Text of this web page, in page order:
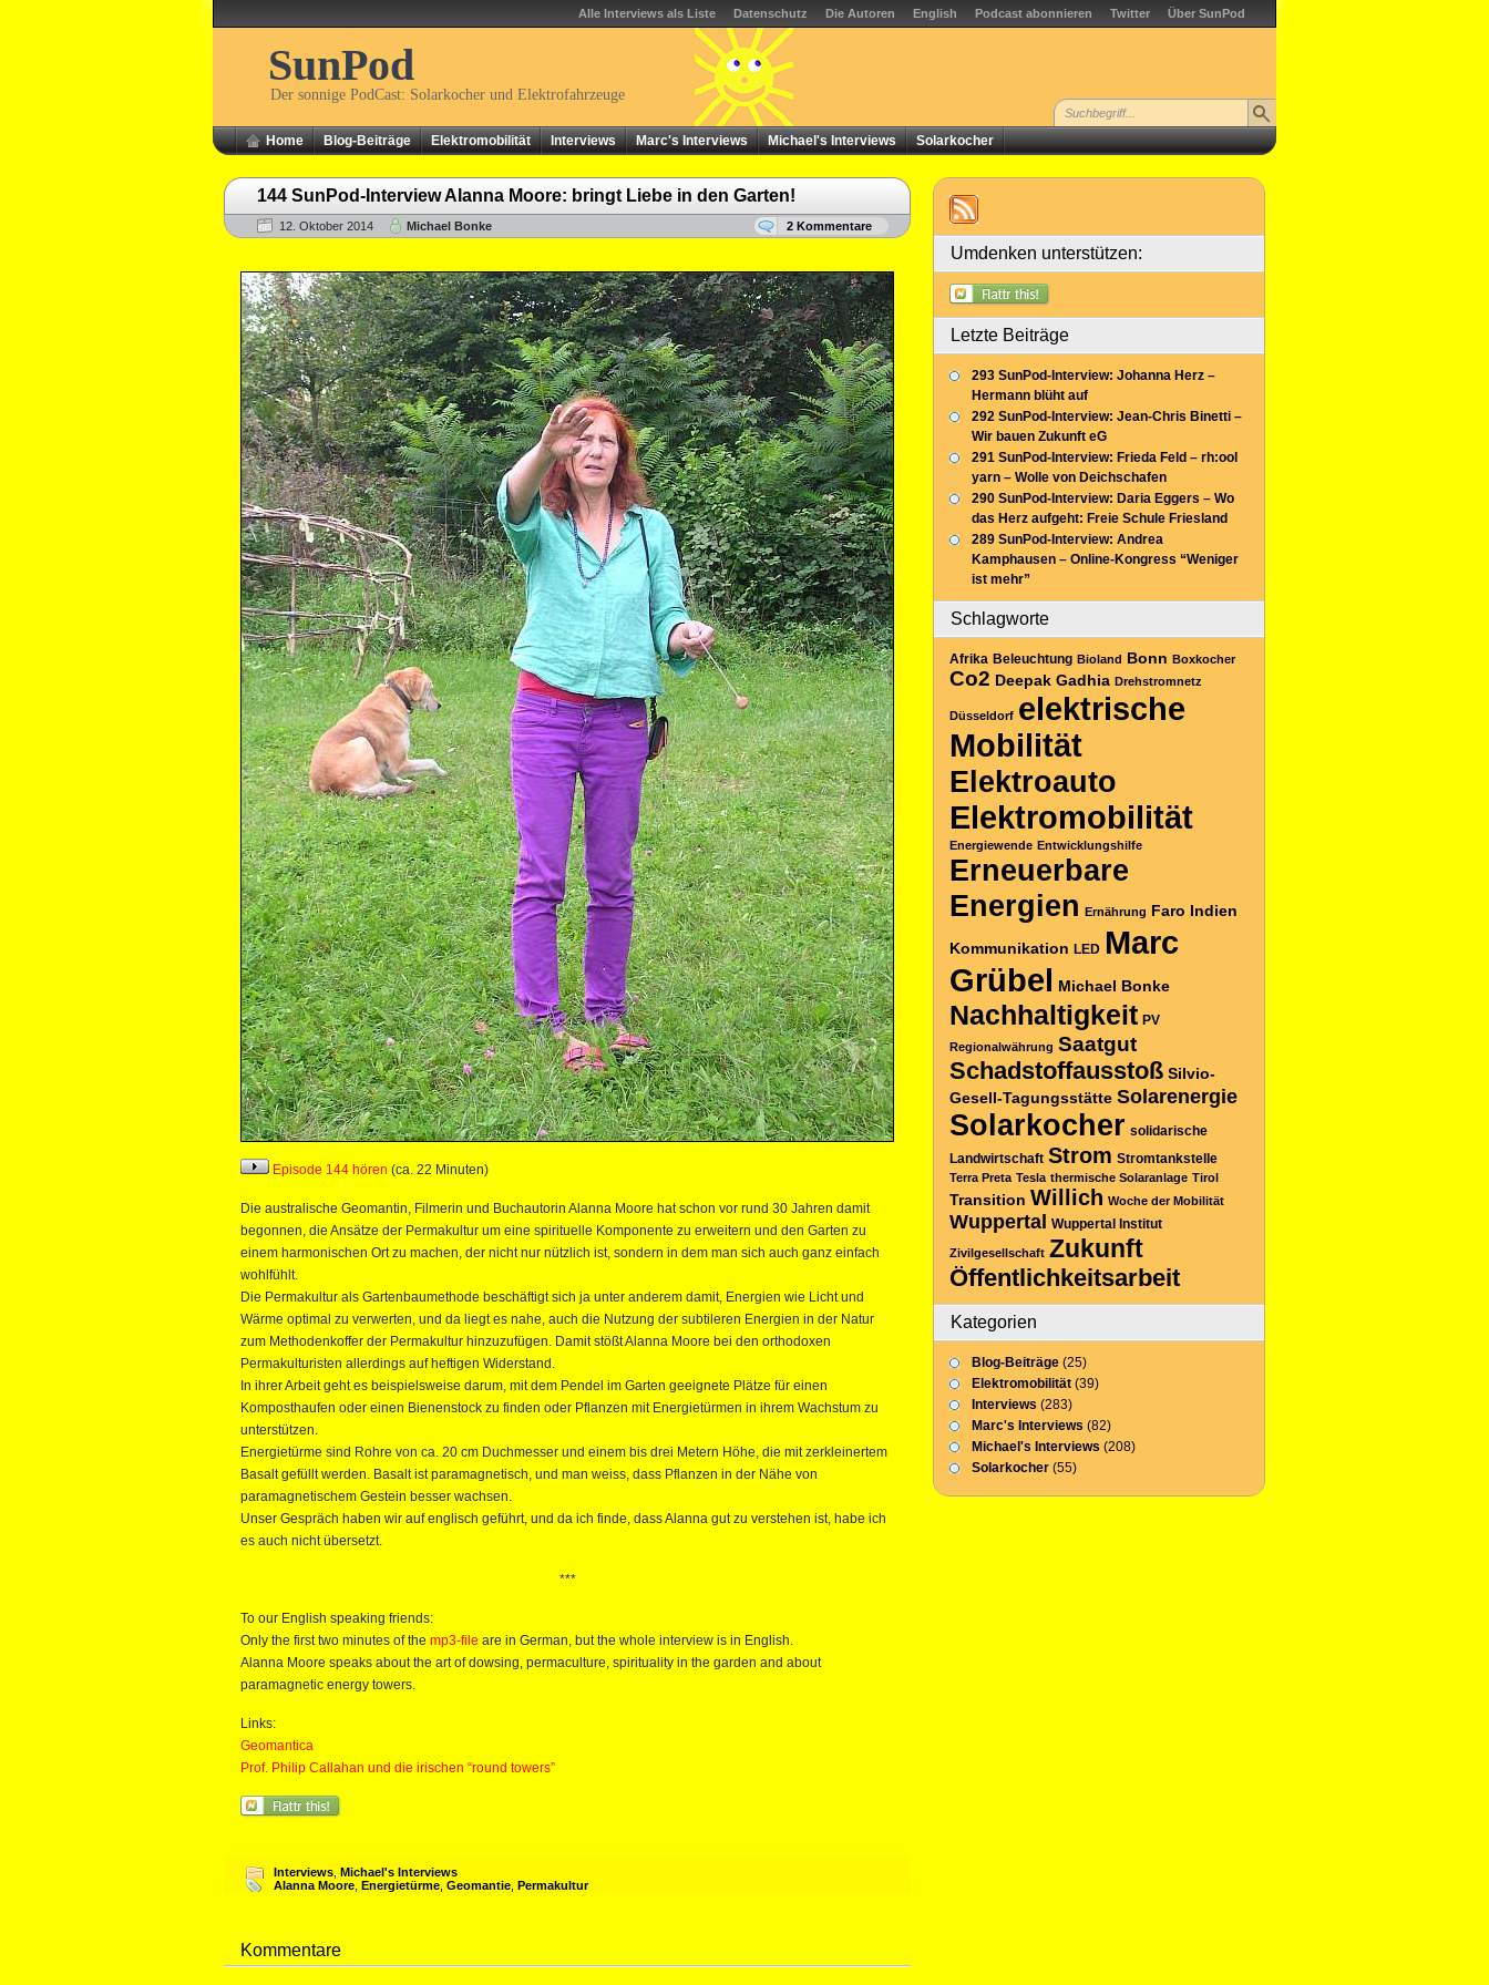
Alle Interviews als Liste Datenschutz Die Autoren English Podcast abonnieren Twitter Über SunPod
SunPod
Der sonnige PodCast: Solarkocher und Elektrofahrzeuge
Home Blog-Beiträge Elektromobilität Interviews Marc's Interviews Michael's Interviews Solarkocher
144 SunPod-Interview Alanna Moore: bringt Liebe in den Garten!
12. Oktober 2014 Michael Bonke 2 Kommentare
Episode 144 hören (ca. 22 Minuten)
Die australische Geomantin, Filmerin und Buchautorin Alanna Moore hat schon vor rund 30 Jahren damit
begonnen, die Ansätze der Permakultur um eine spirituelle Komponente zu erweitern und den Garten zu
einem harmonischen Ort zu machen, der nicht nur nützlich ist, sondern in dem man sich auch ganz einfach
wohlfühlt.
Die Permakultur als Gartenbaumethode beschäftigt sich ja unter anderem damit, Energien wie Licht und
Wärme optimal zu verwerten, und da liegt es nahe, auch die Nutzung der subtileren Energien in der Natur
zum Methodenkoffer der Permakultur hinzuzufügen. Damit stößt Alanna Moore bei den orthodoxen
Permakulturisten allerdings auf heftigen Widerstand.
In ihrer Arbeit geht es beispielsweise darum, mit dem Pendel im Garten geeignete Plätze für einen
Komposthaufen oder einen Bienenstock zu finden oder Pflanzen mit Energietürmen in ihrem Wachstum zu
unterstützen.
Energietürme sind Rohre von ca. 20 cm Duchmesser und einem bis drei Metern Höhe, die mit zerkleinertem
Basalt gefüllt werden. Basalt ist paramagnetisch, und man weiss, dass Pflanzen in der Nähe von
paramagnetischem Gestein besser wachsen.
Unser Gespräch haben wir auf englisch geführt, und da ich finde, dass Alanna gut zu verstehen ist, habe ich
es auch nicht übersetzt.
***
To our English speaking friends:
Only the first two minutes of the mp3-file are in German, but the whole interview is in English.
Alanna Moore speaks about the art of dowsing, permaculture, spirituality in the garden and about
paramagnetic energy towers.
Links:
Geomantica
Prof. Philip Callahan und die irischen “round towers”
Interviews Michael's Interviews
Alanna Moore Energietürme Geomantie Permakultur
Kommentare
Umdenken unterstützen:
Letzte Beiträge
293 SunPod-Interview: Johanna Herz –
Hermann blüht auf
292 SunPod-Interview: Jean-Chris Binetti –
Wir bauen Zukunft eG
291 SunPod-Interview: Frieda Feld – rh:ool
yarn – Wolle von Deichschafen
290 SunPod-Interview: Daria Eggers – Wo
das Herz aufgeht: Freie Schule Friesland
289 SunPod-Interview: Andrea
Kamphausen – Online-Kongress “Weniger
ist mehr”
Schlagworte
Afrika Beleuchtung Bioland Bonn Boxkocher
Co2 Deepak Gadhia Drehstromnetz
Düsseldorf elektrische
Mobilität
Elektroauto
Elektromobilität
Energiewende Entwicklungshilfe
Erneuerbare
Energien Ernährung Faro Indien
Kommunikation LED Marc
Grübel Michael Bonke
Nachhaltigkeit PV
Regionalwährung Saatgut
Schadstoffausstoß Silvio-
Gesell-Tagungsstätte Solarenergie
Solarkocher solidarische
Landwirtschaft Strom Stromtankstelle
Terra Preta Tesla thermische Solaranlage Tirol
Transition Willich Woche der Mobilität
Wuppertal Wuppertal Institut
Zivilgesellschaft Zukunft
Öffentlichkeitsarbeit
Kategorien
Blog-Beiträge (25)
Elektromobilität (39)
Interviews (283)
Marc's Interviews (82)
Michael's Interviews (208)
Solarkocher (55)